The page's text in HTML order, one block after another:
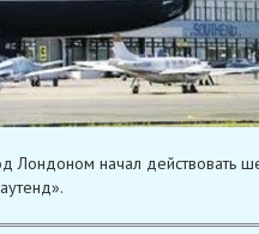
Лондоном начал действовать